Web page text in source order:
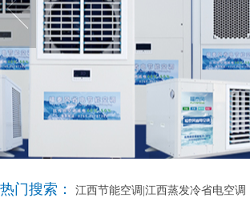
热门搜索： 江西节能空调|江西蒸发冷省电空